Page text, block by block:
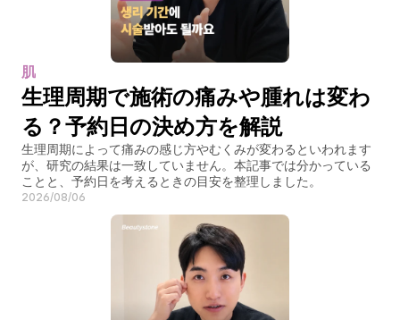
肌
生理周期で施術の痛みや腫れは変わ
る？予約日の決め方を解説
生理周期によって痛みの感じ方やむくみが変わるといわれます
が、研究の結果は一致していません。本記事では分かっている
ことと、予約日を考えるときの目安を整理しました。
2026/08/06